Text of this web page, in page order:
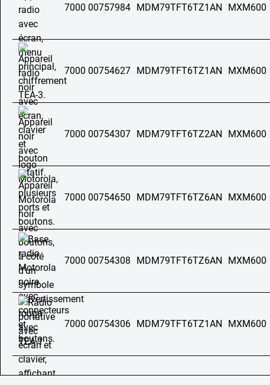
7000 00757984 MDM79TFT6TZ1AN MXM600
7000 00754627 MDM79TFT6TZ1AN MXM600
7000 00754307 MDM79TFT6TZ2AN MXM600
7000 00754650 MDM79TFT6TZ6AN MXM600
7000 00754308 MDM79TFT6TZ6AN MXM600
7000 00754306 MDM79TFT6TZ1AN MXM600